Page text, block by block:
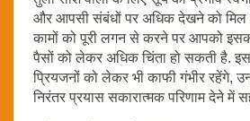
और आपसी संबंधों पर अधिक देखने को
कामों को पूरी लगन से करने पर आपको
पैसों को लेकर अधिक चिंता हो सकती है.
प्रियजनों को लेकर भी काफी गंभीर रहेंगे,
निरंतर प्रयास सकारात्मक परिणाम देने में